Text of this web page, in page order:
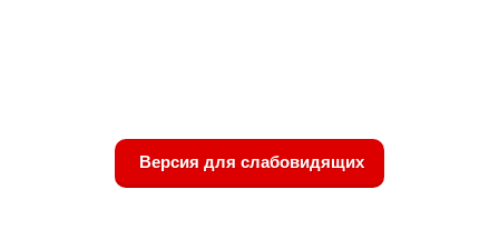
Версия для слабовидящих